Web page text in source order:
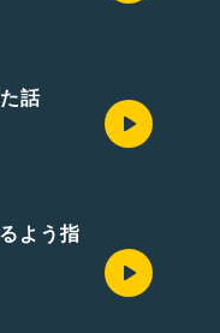
話
よう指